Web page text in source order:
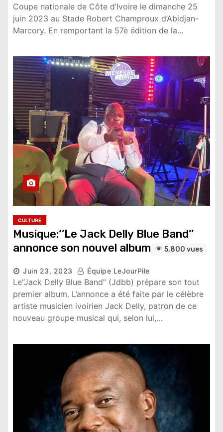
Coupe nationale de Côte d’Ivoire le dimanche 25
juin 2023 au Stade Robert Champroux d’Abidjan-
Marcory. En remportant la 57è édition de la…
CULTURE
Musique:‘’Le Jack Delly Blue Band’’
annonce son nouvel album
5,800 vues
Juin 23, 2023 Équipe LeJourPile
Le‘’Jack Delly Blue Band’’ (Jdbb) prépare son tout
premier album. L’annonce a été faite par le célèbre
artiste musicien ivoirien Jack Delly, patron de ce
nouveau groupe musical qui, selon lui,…